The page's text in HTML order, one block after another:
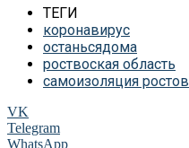
ТЕГИ
коронавирус
останьсядома
роствоская область
самоизоляция ростов
VK
Telegram
WhatsApp